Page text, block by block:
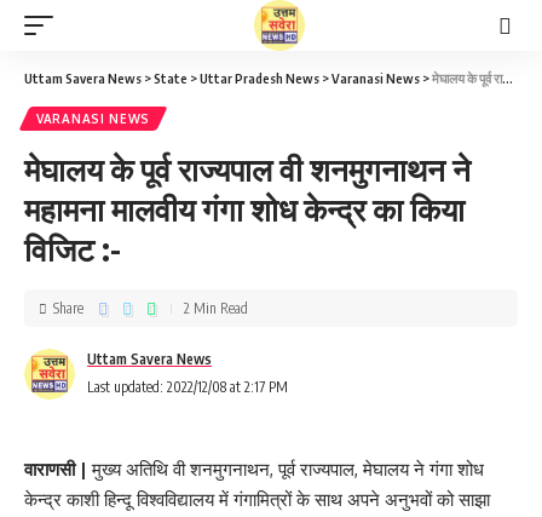
Uttam Savera News >State >Uttar Pradesh News >Varanasi News >मेघालय के पूर्व राज्यपाल वी शनमुगनाथन ने महामना मालवीय गंगा शोध केन्द्र का किया विजिट :-
VARANASI NEWS
मेघालय के पूर्व राज्यपाल वी शनमुगनाथन ने
महामना मालवीय गंगा शोध केन्द्र का किया
विजिट :-
Last updated: 2022/12/08 at 2:17 PM
Uttam Savera News
Share 2 Min Read
वाराणसी |मुख्य अतिथि वी शनमुगनाथन, पूर्व राज्यपाल, मेघालय ने गंगा शोध
केन्द्र काशी हिन्दू विश्वविद्यालय में गंगामित्रों के साथ अपने अनुभवों को साझा